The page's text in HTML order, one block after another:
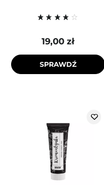
19,00 zł
SPRAWDŹ